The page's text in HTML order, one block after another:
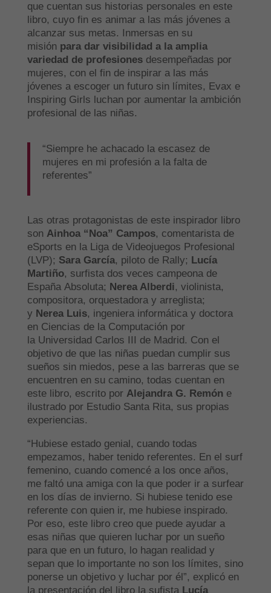
que cuentan sus historias personales en este
libro, cuyo fin es animar a las más jóvenes a
alcanzar sus metas. Inmersas en su
misión para dar visibilidad a la amplia
variedad de profesionesdesempeñadas por
mujeres, con el fin de inspirar a las más
jóvenes a escoger un futuro sin límites, Evax e
Inspiring Girls luchan por aumentar la ambición
profesional de las niñas.
“Siempre he achacado la escasez de
mujeres en mi profesión a la falta de
referentes”
Las otras protagonistas de este inspirador libro
son Ainhoa “Noa” Campos, comentarista de
eSports en la Liga de Videojuegos Profesional
(LVP); Sara García, piloto de Rally; Lucía
Martiño, surfista dos veces campeona de
España Absoluta; Nerea Alberdi, violinista,
compositora, orquestadora y arreglista;
y Nerea Luis, ingeniera informática y doctora
en Ciencias de la Computación por
la Universidad Carlos III de Madrid. Con el
objetivo de que las niñas puedan cumplir sus
sueños sin miedos, pese a las barreras que se
encuentren en su camino, todas cuentan en
este libro, escrito por Alejandra G. Remón e
ilustrado por Estudio Santa Rita, sus propias
experiencias.
“Hubiese estado genial, cuando todas
empezamos, haber tenido referentes. En el surf
femenino, cuando comencé a los once años,
me faltó una amiga con la que poder ir a surfear
en los días de invierno. Si hubiese tenido ese
referente con quien ir, me hubiese inspirado.
Por eso, este libro creo que puede ayudar a
esas niñas que quieren luchar por un sueño
para que en un futuro, lo hagan realidad y
sepan que lo importante no son los límites, sino
ponerse un objetivo y luchar por él”, explicó en
la presentación del libro la sufista Lucía